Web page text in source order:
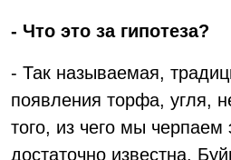
- Что это за гипотеза?
- Так называемая,
появления торфа, угля,
того, из чего мы черпаем
достаточно известна.